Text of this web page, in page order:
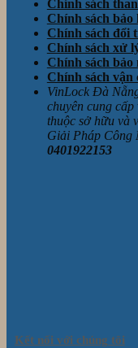
Chính sách
Chính sách bảo
Chính sách đổi
Chính sách xử
Chính sách bảo
Chính sách vận
VinLock Đà
chuyên cung
thuộc sở hữu và
Giải Pháp Công
0401922153
Kết nối với chúng tôi